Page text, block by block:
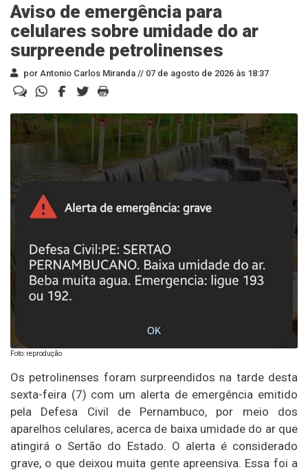
Aviso de emergência para
celulares sobre umidade do ar
surpreende petrolinenses
por Antonio Carlos Miranda // 07 de agosto de 2026 às 18:37
Foto: reprodução
Os petrolinenses foram surpreendidos na tarde desta
sexta-feira (7) com um alerta de emergência emitido
pela Defesa Civil de Pernambuco, por meio dos
aparelhos celulares, acerca de baixa umidade do ar que
atingirá o Sertão do Estado. O alerta é considerado
grave, o que deixou muita gente apreensiva. Essa foi a